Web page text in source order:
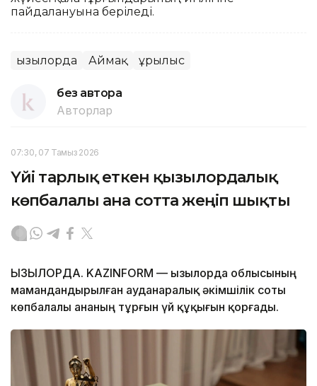
пайдалануына беріледі.
Қызылорда Аймақ Құрылыс
без автора
Авторлар
07:30, 07 Тамыз 2026
Үйі тарлық еткен қызылордалық
көпбалалы ана сотта жеңіп шықты
ҚЫЗЫЛОРДА. KAZINFORM — Қызылорда облысының
мамандандырылған ауданаралық әкімшілік соты
көпбалалы ананың тұрғын үй құқығын қорғады.